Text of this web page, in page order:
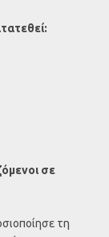
σε
τη